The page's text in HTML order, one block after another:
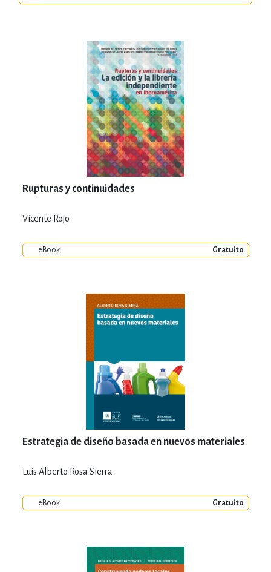
Rupturas y continuidades
Vicente Rojo
eBook Gratuito
Estrategia de diseño basada en nuevos materiales
Luis Alberto Rosa Sierra
eBook Gratuito